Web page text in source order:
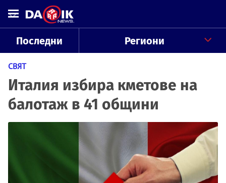
Последни Региони
СВЯТ
Италия избира кметове на
балотаж в 41 общини